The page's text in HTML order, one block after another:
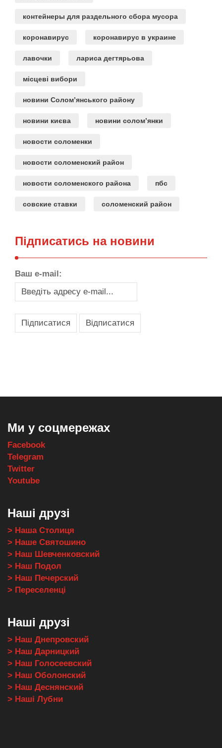
контейнеры для раздельного сбора мусора
коронавирус коронавирус в украине
лавочки лариса дегтярьова
місцеві вибори
новини Солом’янського району
новини києва новини солом’янки
новости соломенки
новости соломенский район
новости соломенского района пбс
совские ставки соломенский район
Підписатись на новини
Ваш e-mail:
Ми у соцмережах
Facebook
Telegram
Twitter
Youtube
Наші друзі
> Наша Столиця
> Наше Святошино
> Наш Шевченковский
> Наш Подол
> Наш Печерский
> Переселенці
Наші друзі
> Наш Днепровский
> Наш Дарницкий
> Наш Голосеевский
> Наш Оболонский
> Наш Деснянский
> Наші Лубни